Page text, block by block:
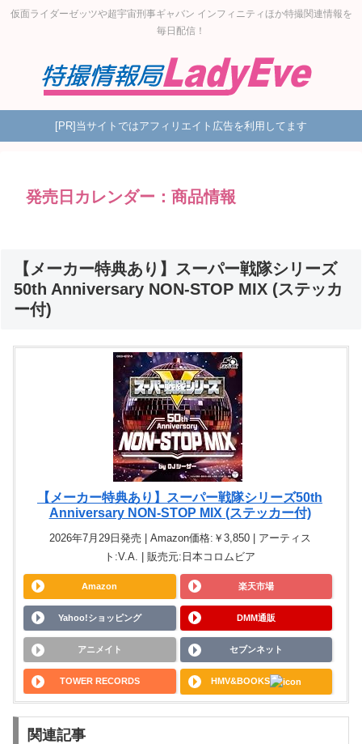
仮面ライダーゼッツや超宇宙刑事ギャバン インフィニティほか特撮関連情報を
毎日配信！
[PR]当サイトではアフィリエイト広告を利用してます
発売日カレンダー：商品情報
【メーカー特典あり】スーパー戦隊シリーズ
50th Anniversary NON-STOP MIX (ステッカ
ー付)
【メーカー特典あり】スーパー戦隊シリーズ50th
Anniversary NON-STOP MIX (ステッカー付)
2026年7月29日発売 | Amazon価格:￥3,850 | アーティス
ト:V.A. | 販売元:日本コロムビア
Amazon 楽天市場
Yahoo!ショッピング DMM通販
アニメイト セブンネット
TOWER RECORDS HMV&BOOKS
関連記事